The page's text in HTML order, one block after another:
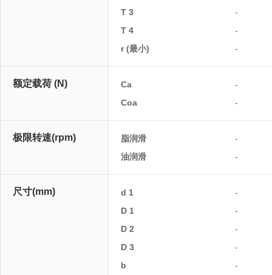
T 3
-
T 4
-
r (最小)
-
额定载荷 (N) Ca
-
Coa
-
极限转速(rpm) 脂润滑
-
油润滑
-
尺寸(mm) d 1
-
D 1
-
D 2
-
D 3
-
b
-